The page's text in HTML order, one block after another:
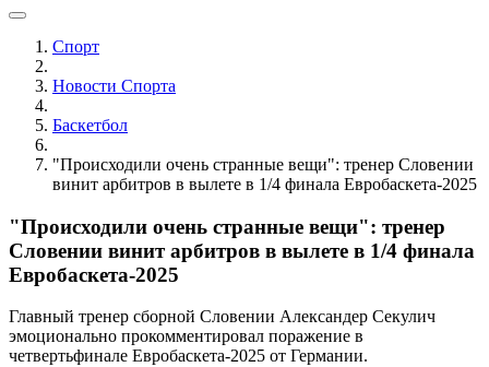
Спорт
Новости Cпорта
Баскетбол
"Происходили очень странные вещи": тренер Словении
винит арбитров в вылете в 1/4 финала Евробаскета-2025
"Происходили очень странные вещи": тренер
Словении винит арбитров в вылете в 1/4 финала
Евробаскета-2025
Главный тренер сборной Словении Александер Секулич
эмоционально прокомментировал поражение в
четвертьфинале Евробаскета-2025 от Германии.